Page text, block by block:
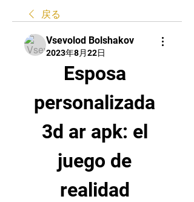
戻る
Vsevolod Bolshakov
2023年8月22日
Esposa
personalizada
3d ar apk: el
juego de
realidad